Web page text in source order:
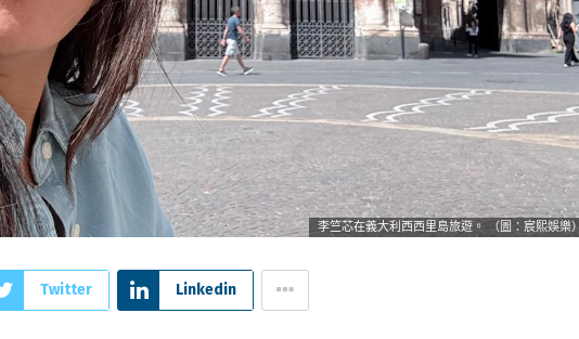
李竺芯在義大利西西里島旅遊。 （圖：宸熙娛樂）
Twitter Linkedin